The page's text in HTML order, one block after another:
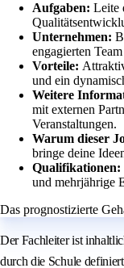
Aufgaben: Leite
Unternehmen:
engagierten
Vorteile:
und ein
Weitere
mit externen
Veranstaltungen.
Warum dieser
bringe deine
Qualifikationen:
und mehrjährige
Das prognostizierte
Der Fachleiter ist
durch die Schule